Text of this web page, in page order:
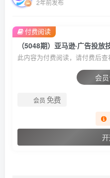
2年前发布
此内容为付费阅读，请付费后查
会
会员 免费
付费阅读